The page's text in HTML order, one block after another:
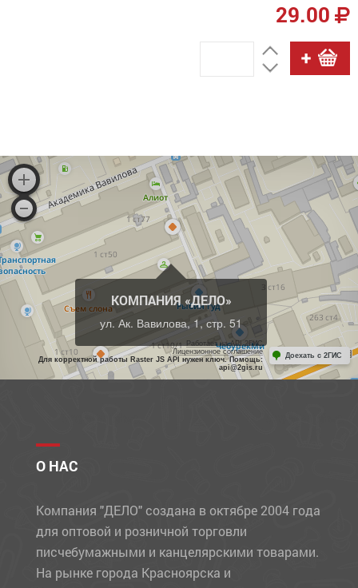
29.00
КОМПАНИЯ «ДЕЛО»
ул. Ак. Вавилова, 1, стр. 51
Работает на API 2ГИС
Лицензионное соглашение
Для корректной работы Raster JS API нужен ключ. Помощь:
api@2gis.ru
Доехать с 2ГИС
О НАС
Компания "ДЕЛО" создана в октябре 2004 года
для оптовой и розничной торговли
писчебумажными и канцелярскими товарами.
На рынке города Красноярска и